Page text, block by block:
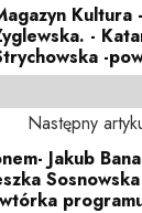
Kultura
-
-
Następny
Jakub